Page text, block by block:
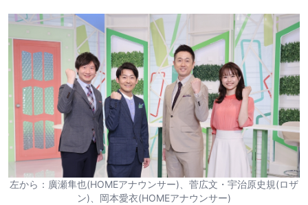
左から：廣瀬隼也(HOMEアナウンサー)、菅広文・宇治原史規(ロザ
ン)、岡本愛衣(HOMEアナウンサー)